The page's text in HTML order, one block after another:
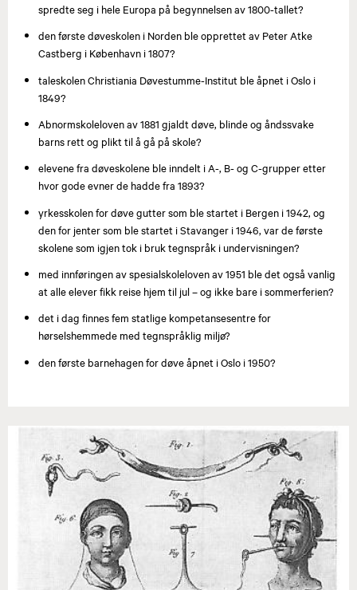
spredte seg i hele Europa på begynnelsen av 1800-tallet?
den første døveskolen i Norden ble opprettet av Peter Atke
Castberg i København i 1807?
taleskolen Christiania Døvestumme-Institut ble åpnet i Oslo i
1849?
Abnormskoleloven av 1881 gjaldt døve, blinde og åndssvake
barns rett og plikt til å gå på skole?
elevene fra døveskolene ble inndelt i A-, B- og C-grupper etter
hvor gode evner de hadde fra 1893?
yrkesskolen for døve gutter som ble startet i Bergen i 1942, og
den for jenter som ble startet i Stavanger i 1946, var de første
skolene som igjen tok i bruk tegnspråk i undervisningen?
med innføringen av spesialskoleloven av 1951 ble det også vanlig
at alle elever fikk reise hjem til jul – og ikke bare i sommerferien?
det i dag finnes fem statlige kompetansesentre for
hørselshemmede med tegnspråklig miljø?
den første barnehagen for døve åpnet i Oslo i 1950?